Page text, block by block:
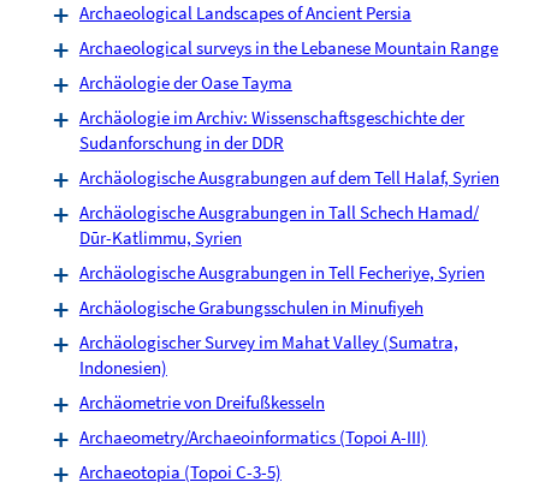
Archaeological Landscapes of Ancient Persia
Archaeological surveys in the Lebanese Mountain Range
Archäologie der Oase Tayma
Archäologie im Archiv: Wissenschaftsgeschichte der
Sudanforschung in der DDR
Archäologische Ausgrabungen auf dem Tell Halaf, Syrien
Archäologische Ausgrabungen in Tall Schech Hamad/
Dūr-Katlimmu, Syrien
Archäologische Ausgrabungen in Tell Fecheriye, Syrien
Archäologische Grabungsschulen in Minufiyeh
Archäologischer Survey im Mahat Valley (Sumatra,
Indonesien)
Archäometrie von Dreifußkesseln
Archaeometry/Archaeoinformatics (Topoi A-III)
Archaeotopia (Topoi C-3-5)